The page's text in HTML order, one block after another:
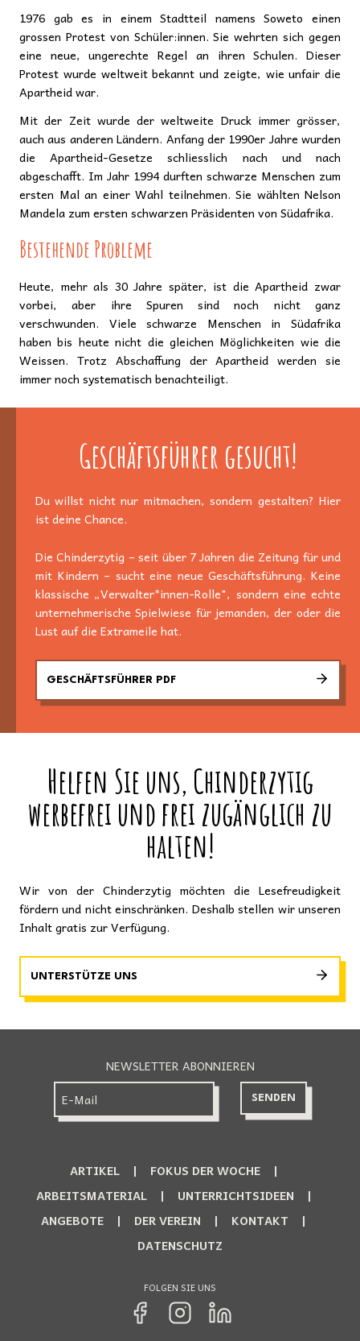
1976 gab es in einem Stadtteil namens Soweto einen
grossen Protest von Schüler:innen. Sie wehrten sich gegen
eine neue, ungerechte Regel an ihren Schulen. Dieser
Protest wurde weltweit bekannt und zeigte, wie unfair die
Apartheid war.
Mit der Zeit wurde der weltweite Druck immer grösser,
auch aus anderen Ländern. Anfang der 1990er Jahre wurden
die Apartheid-Gesetze schliesslich nach und nach
abgeschafft. Im Jahr 1994 durften schwarze Menschen zum
ersten Mal an einer Wahl teilnehmen. Sie wählten Nelson
Mandela zum ersten schwarzen Präsidenten von Südafrika.
Bestehende Probleme
Heute, mehr als 30 Jahre später, ist die Apartheid zwar
vorbei, aber ihre Spuren sind noch nicht ganz
verschwunden. Viele schwarze Menschen in Südafrika
haben bis heute nicht die gleichen Möglichkeiten wie die
Weissen. Trotz Abschaffung der Apartheid werden sie
immer noch systematisch benachteiligt.
Geschäftsführer gesucht!
Du willst nicht nur mitmachen, sondern gestalten? Hier
ist deine Chance.
Die Chinderzytig – seit über 7 Jahren die Zeitung für und
mit Kindern – sucht eine neue Geschäftsführung. Keine
klassische „Verwalter*innen-Rolle", sondern eine echte
unternehmerische Spielwiese für jemanden, der oder die
Lust auf die Extrameile hat.
GESCHÄFTSFÜHRER PDF
Helfen Sie uns, Chinderzytig
werbefrei und frei zugänglich zu
halten!
Wir von der Chinderzytig möchten die Lesefreudigkeit
fördern und nicht einschränken. Deshalb stellen wir unseren
Inhalt gratis zur Verfügung.
UNTERSTÜTZE UNS
NEWSLETTER ABONNIEREN
ARTIKEL
FOKUS DER WOCHE
ARBEITSMATERIAL
UNTERRICHTSIDEEN
ANGEBOTE
DER VEREIN
KONTAKT
DATENSCHUTZ
FOLGEN SIE UNS